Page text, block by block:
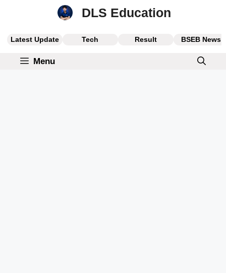
DLS Education
Latest Update Tech Result BSEB News
Menu